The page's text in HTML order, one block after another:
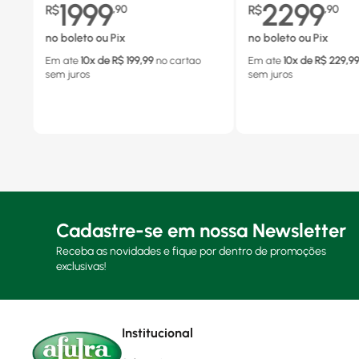
R$1999,90
no boleto ou Pix
Em ate 10x de R$ 199,99 no cartao
sem juros
R$2299,90
no boleto ou Pix
Em ate 10x de R$ 229,99
sem juros
Cadastre-se em nossa Newsletter
Receba as novidades e fique por dentro de promoções
exclusivas!
Institucional